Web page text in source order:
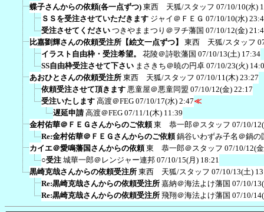
蝶子さんからの依頼(各一点ずつ) 東西 天狐/スタッフ 07/10/10(水)
ＳＳを受注させていただきます ジャイ＠ＦＥＧ 07/10/10(水)
受注させてください つきやままつり＠ヲチ藩国 07/10/12(金)
比嘉劉輝さんの依頼受注所【絵文一点ずつ】
東西 天狐/スタッフ
イラスト自由枠・受注希望。
花陵＠詩歌藩国 07/10/13(土) 17:34
SS自由枠受注させて下さい まさきち＠暁の円卓 07/10/23(火)
あおひとさんの依頼受注所 東西 天狐/スタッフ 07/10/11(木) 23:27
依頼受注させて頂きます 悪童屋＠悪童同盟 07/10/12(金) 22:17
受注いたします 高渡＠FEG 07/10/17(水) 2:47≪
遅延申請 高渡＠FEG 07/11/1(木) 11:39
金村佑華＠ＦＥＧさんからのご依頼 東 恭一郎＠スタッフ 07/10/
Re:金村佑華＠ＦＥＧさんからのご依頼 鍋谷いわずみ子名＠鍋の
カイエ＠愛鳴藩国さんからの依頼 東 恭一郎＠スタッフ 07/10/12(
○受注 城華一郎＠レンジャー連邦 07/10/15(月) 18:21
黒崎克哉さんからの依頼受注所 東西 天狐/スタッフ 07/10/13(土)
Re:黒崎克哉さんからの依頼受注所 嘉納＠海法よけ藩国 07/10/
Re:黒崎克哉さんからの依頼受注所 飛翔＠海法よけ藩国 07/10/